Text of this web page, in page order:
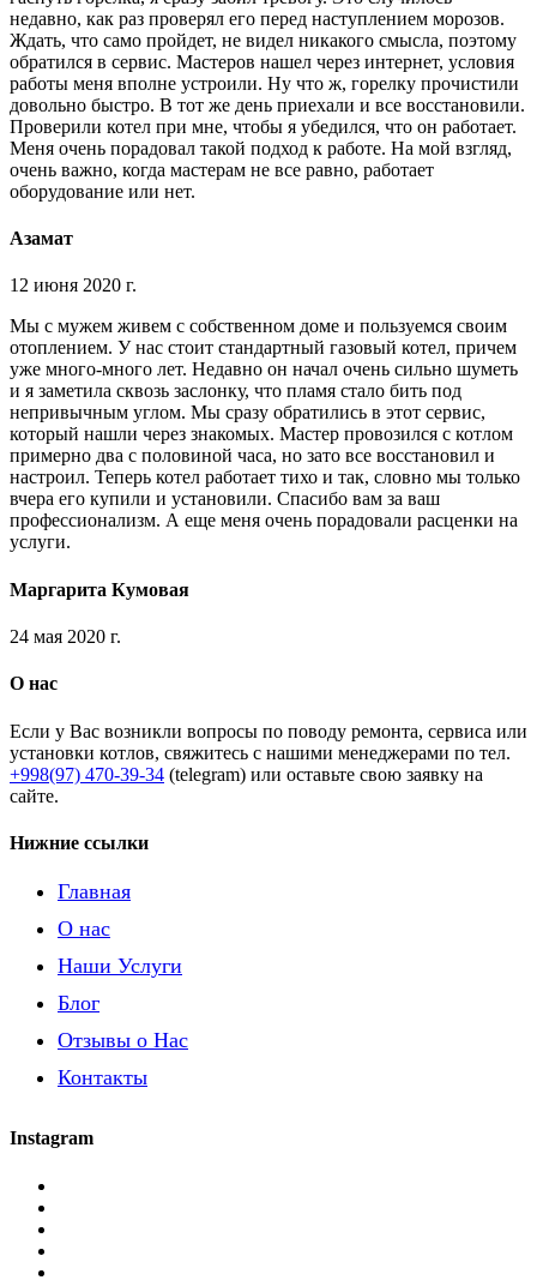
недавно, как раз проверял его перед наступлением морозов.
Ждать, что само пройдет, не видел никакого смысла, поэтому
обратился в сервис. Мастеров нашел через интернет, условия
работы меня вполне устроили. Ну что ж, горелку прочистили
довольно быстро. В тот же день приехали и все восстановили.
Проверили котел при мне, чтобы я убедился, что он работает.
Меня очень порадовал такой подход к работе. На мой взгляд,
очень важно, когда мастерам не все равно, работает
оборудование или нет.
Азамат
12 июня 2020 г.
Мы с мужем живем с собственном доме и пользуемся своим
отоплением. У нас стоит стандартный газовый котел, причем
уже много-много лет. Недавно он начал очень сильно шуметь
и я заметила сквозь заслонку, что пламя стало бить под
непривычным углом. Мы сразу обратились в этот сервис,
который нашли через знакомых. Мастер провозился с котлом
примерно два с половиной часа, но зато все восстановил и
настроил. Теперь котел работает тихо и так, словно мы только
вчера его купили и установили. Спасибо вам за ваш
профессионализм. А еще меня очень порадовали расценки на
услуги.
Маргарита Кумовая
24 мая 2020 г.
О нас
Если у Вас возникли вопросы по поводу ремонта, сервиса или
установки котлов, свяжитесь с нашими менеджерами по тел.
+998(97) 470-39-34 (telegram) или оставьте свою заявку на
сайте.
Нижние ссылки
Главная
О нас
Наши Услуги
Блог
Отзывы о Нас
Контакты
Instagram